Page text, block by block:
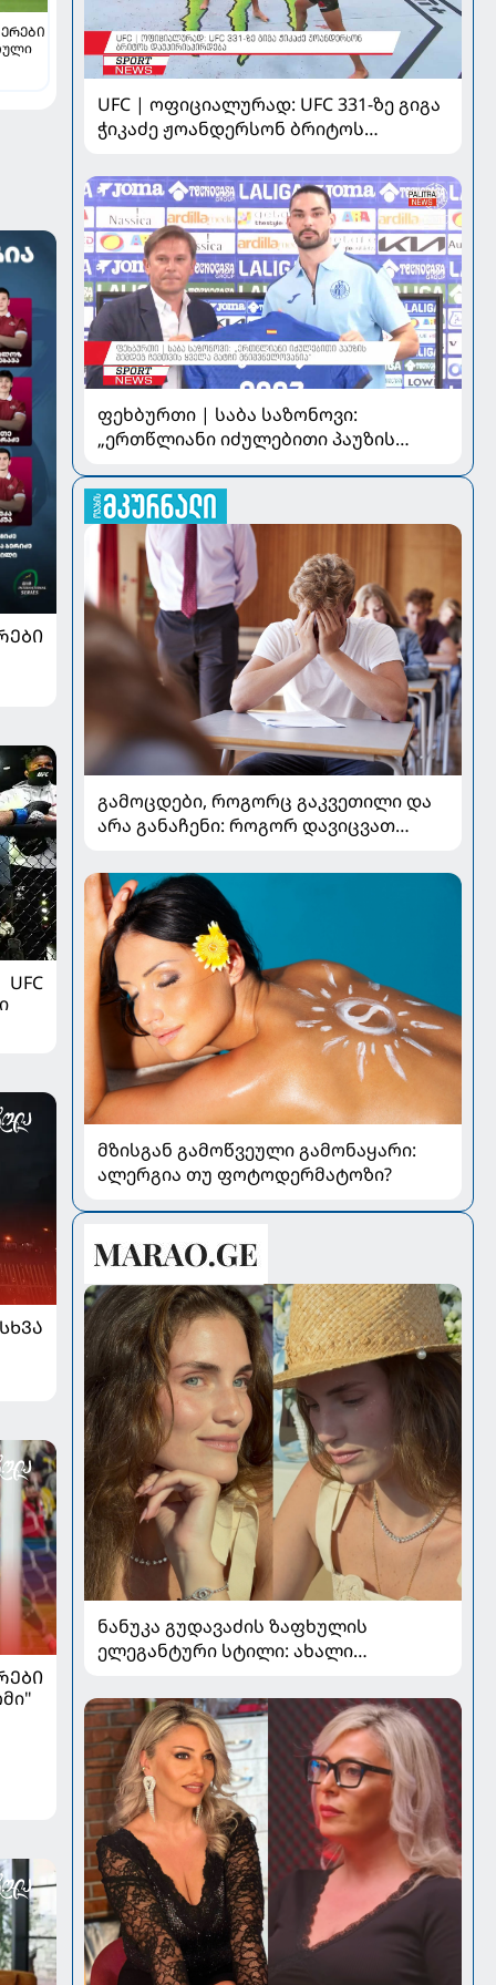
UFC
UFC | ოფიციალურად: UFC 331-ზე გიგა
ჭიკაძე ჟოანდერსონ ბრიტოს
ფეხბურთი | საბა საზონოვი:
„ერთწლიანი იძულებითი პაუზის
მნიშვნელოვანია“
გამოცდები, როგორც გაკვეთილი და
არა განაჩენი: როგორ დავიცვათ
მომავალი
მზისგან გამოწვეული გამონაყარი:
ალერგია თუ ფოტოდერმატოზი?
ნანუკა გუდავაძის ზაფხულის
ელეგანტური სტილი: ახალი
უნაკლო ბუნებრივობა